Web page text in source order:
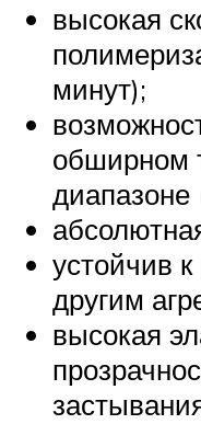
высокая
минут);
обширном
диапазоне
устойчив
другим
высокая